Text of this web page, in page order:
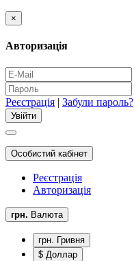
×
Авторизація
Реєстрація | Забули пароль?
Особистий кабінет
Реєстрація
Авторизація
грн. Валюта
грн. Гривня
$ Доллар